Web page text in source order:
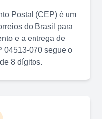
Postal (CEP) é um
do Brasil para
e a entrega de
04513-070segue o
8 dígitos.